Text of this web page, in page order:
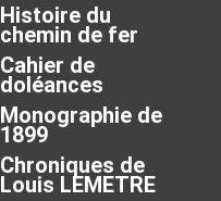
Histoire du
chemin de fer
Cahier de
doléances
Monographie de
1899
Chroniques de
Louis LEMETRE